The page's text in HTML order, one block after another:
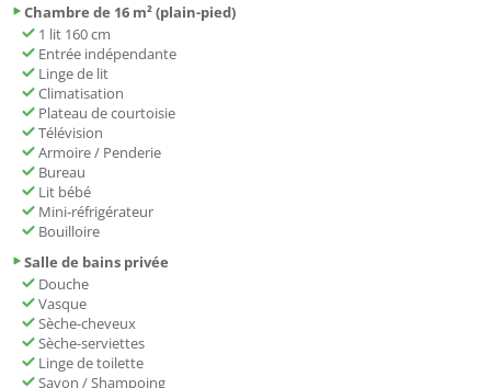
Chambre de 16 m² (plain-pied)
1 lit 160 cm
Entrée indépendante
Linge de lit
Climatisation
Plateau de courtoisie
Télévision
Armoire / Penderie
Bureau
Lit bébé
Mini-réfrigérateur
Bouilloire
Salle de bains privée
Douche
Vasque
Sèche-cheveux
Sèche-serviettes
Linge de toilette
Savon / Shampoing